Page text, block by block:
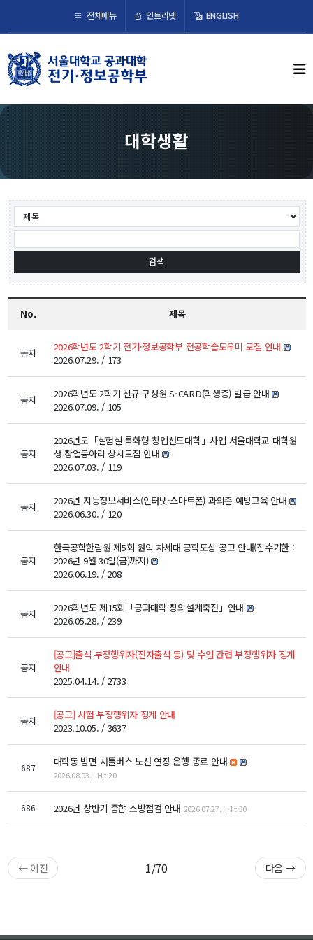
전체메뉴 인트라넷 ENGLISH ×
학부뉴스
뉴스
교수/연구
전임교수
객원교수
명예교수 및 전직교수
역대학부장
연구소
세미나 영상
e-TEC Talks
전기정보세미나
교육
학부
교과목이수규정
대학원
교과과정
교과목이수규정
연합전공 인공지능 반도체공학
연합전공 지능형 통신
해동학술정보
보유도서
입시
대학생활
No. 제목
공지
2026학년도 2학기 전기·정보공학부 전공학습도우미 모집 안내
2026.07.29. / 173
공지
2026학년도 2학기 신규 구성원 S-CARD(학생증) 발급 안내
2026.07.09. / 105
공지
2026년도「실험실 특화형 창업선도대학」사업 서울대학교 대학원
생 창업동아리 상시모집 안내
2026.07.03. / 119
공지
2026년 지능정보서비스(인터넷·스마트폰) 과의존 예방교육 안내
2026.06.30. / 120
공지
한국공학한림원 제5회 원익 차세대 공학도상 공고 안내(접수기한 :
2026년 9월 30일(금)까지)
2026.06.19. / 208
공지
2026학년도 제15회「공과대학 창의설계축전」안내
2026.05.28. / 239
공지
[공고]출석 부정행위자(전자출석 등) 및 수업 관련 부정행위자 징계
안내
2025.04.14. / 2733
공지
[공고] 시험 부정행위자 징계 안내
2023.10.05. / 3637
687 대학동 방면 셔틀버스 노선 연장 운행 종료 안내
2026.08.03. | Hit 20
686 2026년 상반기 종합 소방점검 안내 2026.07.27. | Hit 30
← 이전 1/70 다음 →